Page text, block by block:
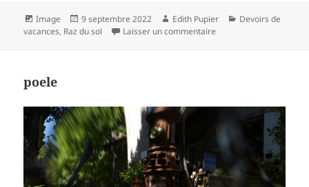
Format
Image
Publié
le
9 septembre 2022 Auteur
Edith Pupier Catégories
Devoirs de
vacances, Raz du sol Laisser un commentaire
poele